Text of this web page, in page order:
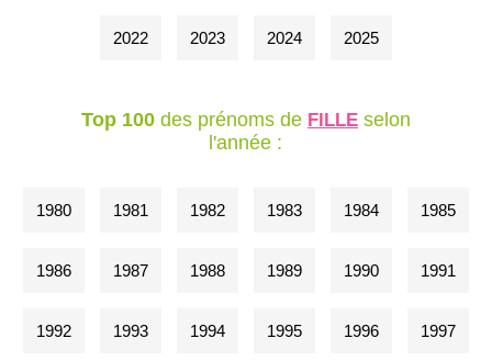
2022 2023 2024 2025
Top 100des prénoms de FILLEselon
l'année :
1980 1981 1982 1983 1984 1985
1986 1987 1988 1989 1990 1991
1992 1993 1994 1995 1996 1997